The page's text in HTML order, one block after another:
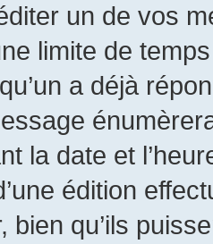
un de vos
limite de
a déjà
la date et
édition
bien qu’ils